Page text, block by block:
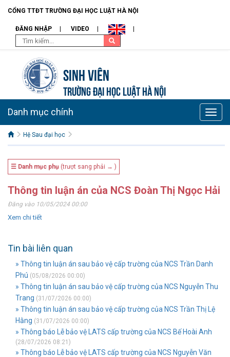
CỔNG TTĐT TRƯỜNG ĐẠI HỌC LUẬT HÀ NỘI
ĐĂNG NHẬP VIDEO
Sinh viên
TRƯỜNG ĐẠI HỌC LUẬT HÀ NỘI
Toggle
Danh mục chính
Hệ Sau đại học
☰ Danh mục phụ (trượt sang phải → )
Thông tin luận án của NCS Đoàn Thị Ngọc Hải
Đăng vào 10/05/2024 00:00
Xem chi tiết
Tin bài liên quan
» Thông tin luận án sau bảo vệ cấp trường của NCS Trần Danh
Phú (05/08/2026 00:00)
» Thông tin luận án sau bảo vệ cấp trường của NCS Nguyễn Thu
Trang (31/07/2026 00:00)
» Thông tin luận án sau bảo vệ cấp trường của NCS Trần Thị Lệ
Hằng (31/07/2026 00:00)
» Thông báo Lễ bảo vệ LATS cấp trường của NCS Bế Hoài Anh
(28/07/2026 08:21)
» Thông báo Lễ bảo vệ LATS cấp trường của NCS Nguyễn Văn